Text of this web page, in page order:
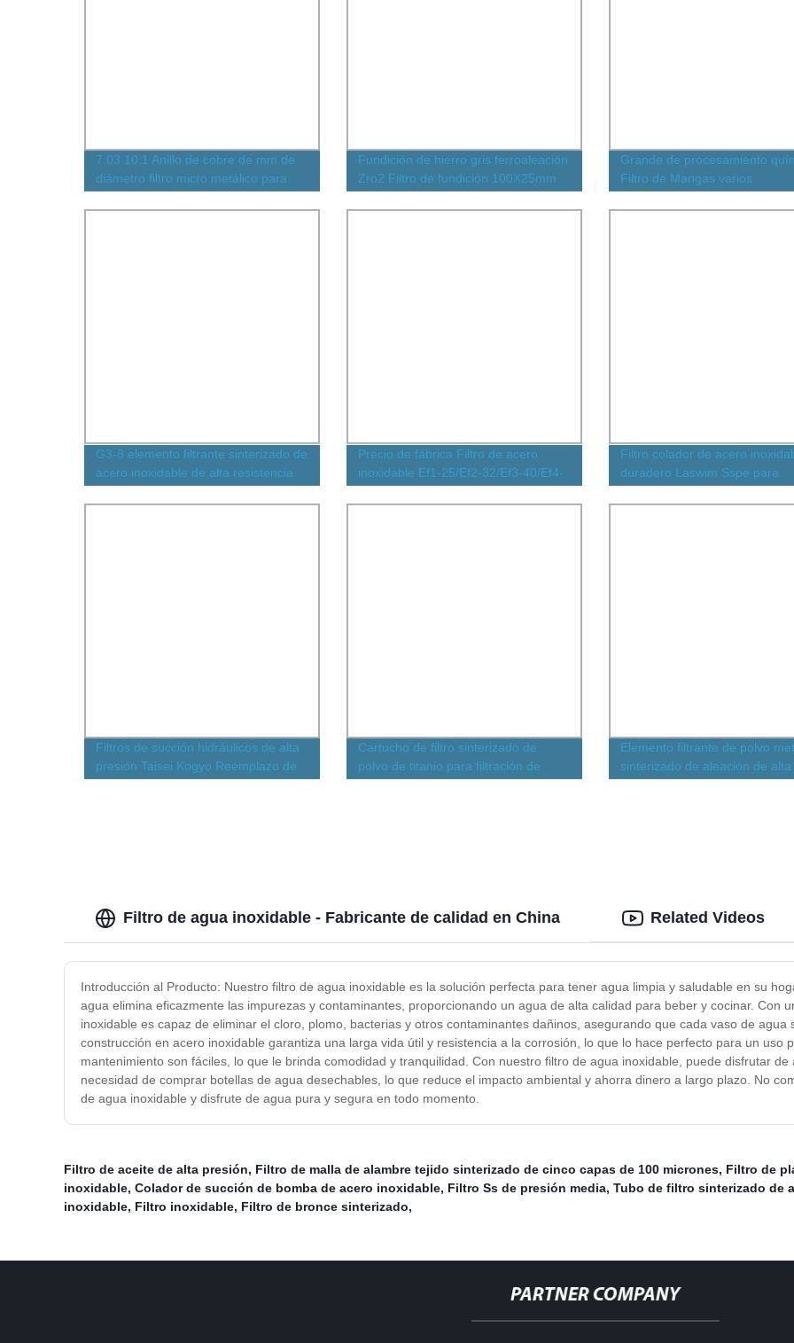
7.03 10.1 Anillo de cobre de mm de
diámetro filtro micro metálico para
combustible
Fundición de hierro gris ferroaleación
Zro2 Filtro de fundición 100X25mm
Grande de procesamiento
Filtro de Mangas varios
G3-8 elemento filtrante sinterizado de
acero inoxidable de alta resistencia
personalizado para la industria
Precio de fábrica Filtro de acero
inoxidable Ef1-25/Ef2-32/Ef3-40/Ef4-
50/Tco 726/Sn 80050 para filtro de
aire de respiradero de tanque
Filtro colador de acero
duradero Laswim Sspe para
tratamiento de agua
Filtros de succión hidráulicos de alta
presión Taisei Kogyo Reemplazo de
Cartucho de filtro sinterizado de
polvo de titanio para filtración de
Elemento filtrante de polvo
sinterizado de aleación de alta
Filtro de agua inoxidable - Fabricante de calidad en China
Introducción al Producto: Nuestro filtro de agua inoxidable es la solución perfecta para tener agua limpia y saludable en su
agua elimina eficazmente las impurezas y contaminantes, proporcionando un agua de alta calidad para beber y cocinar. Con
inoxidable es capaz de eliminar el cloro, plomo, bacterias y otros contaminantes dañinos, asegurando que cada vaso de agua
construcción en acero inoxidable garantiza una larga vida útil y resistencia a la corrosión, lo que lo hace perfecto para un uso
mantenimiento son fáciles, lo que le brinda comodidad y tranquilidad. Con nuestro filtro de agua inoxidable, puede disfrutar de
necesidad de comprar botellas de agua desechables, lo que reduce el impacto ambiental y ahorra dinero a largo plazo. No
de agua inoxidable y disfrute de agua pura y segura en todo momento.
Related Videos
Filtro de aceite de alta presión, Filtro de malla de alambre tejido sinterizado de cinco capas de 100 micrones, Filtro de
inoxidable, Colador de succión de bomba de acero inoxidable, Filtro Ss de presión media, Tubo de filtro sinterizado de
inoxidable, Filtro inoxidable, Filtro de bronce sinterizado,
PARTNER COMPANY